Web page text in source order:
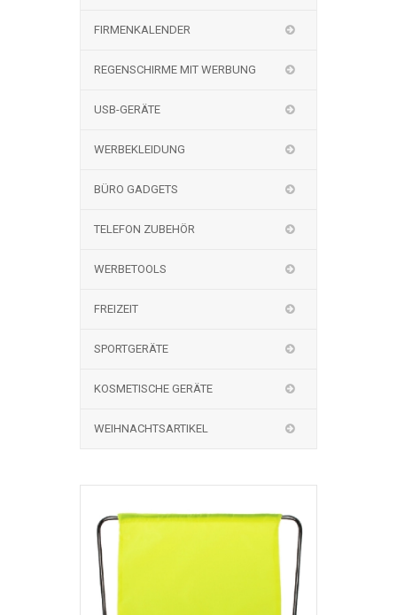
FIRMENKALENDER
REGENSCHIRME MIT WERBUNG
USB-GERÄTE
WERBEKLEIDUNG
BÜRO GADGETS
TELEFON ZUBEHÖR
WERBETOOLS
FREIZEIT
SPORTGERÄTE
KOSMETISCHE GERÄTE
WEIHNACHTSARTIKEL